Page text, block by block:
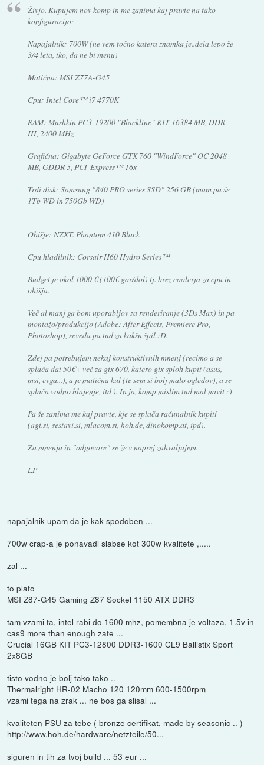
Živjo. Kupujem nov komp in me zanima kaj pravte na tako
konfiguracijo:
Napajalnik: 700W (ne vem točno katera znamka je..dela lepo že
3/4 leta, tko, da ne bi menu)
Matična: MSI Z77A-G45
Cpu: Intel Core™ i7 4770K
RAM: Mushkin PC3-19200 "Blackline" KIT 16384 MB, DDR
III, 2400 MHz
Grafična: Gigabyte GeForce GTX 760 "WindForce" OC 2048
MB, GDDR 5, PCI-Express™ 16x
Trdi disk: Samsung "840 PRO series SSD" 256 GB (mam pa še
1Tb WD in 750Gb WD)
Ohišje: NZXT. Phantom 410 Black
Cpu hladilnik: Corsair H60 Hydro Series™
Budget je okol 1000 € (100€ gor/dol) tj. brez coolerja za cpu in
ohišja.
Več al manj ga bom uporabljov za renderiranje (3Ds Max) in pa
montažo/produkcijo (Adobe: After Effects, Premiere Pro,
Photoshop), seveda pa tud za kakšn špil :D.
Zdej pa potrebujem nekaj konstruktivnih mnenj (recimo a se
splača dat 50€+ več za gtx 670, katero gtx sploh kupit (asus,
msi, evga...), a je matična kul (te sem si bolj malo ogledov), a se
splača vodno hlajenje, itd ). In ja, komp mislim tud mal navit :)
Pa še zanima me kaj pravte, kje se splača računalnik kupiti
(agt.si, sestavi.si, mlacom.si, hoh.de, dinokomp.at, ipd).
Za mnenja in "odgovore" se že v naprej zahvaljujem.
LP
napajalnik upam da je kak spodoben ...
700w crap-a je ponavadi slabse kot 300w kvalitete ,.....
zal ...
to plato
MSI Z87-G45 Gaming Z87 Sockel 1150 ATX DDR3
tam vzami ta, intel rabi do 1600 mhz, pomembna je voltaza, 1.5v in
cas9 more than enough zate ...
Crucial 16GB KIT PC3-12800 DDR3-1600 CL9 Ballistix Sport
2x8GB
tisto vodno je bolj tako tako ..
Thermalright HR-02 Macho 120 120mm 600-1500rpm
vzami tega na zrak ... ne bos ga slisal ...
kvaliteten PSU za tebe ( bronze certifikat, made by seasonic .. )
http://www.hoh.de/hardware/netzteile/50...
siguren in tih za tvoj build ... 53 eur ...